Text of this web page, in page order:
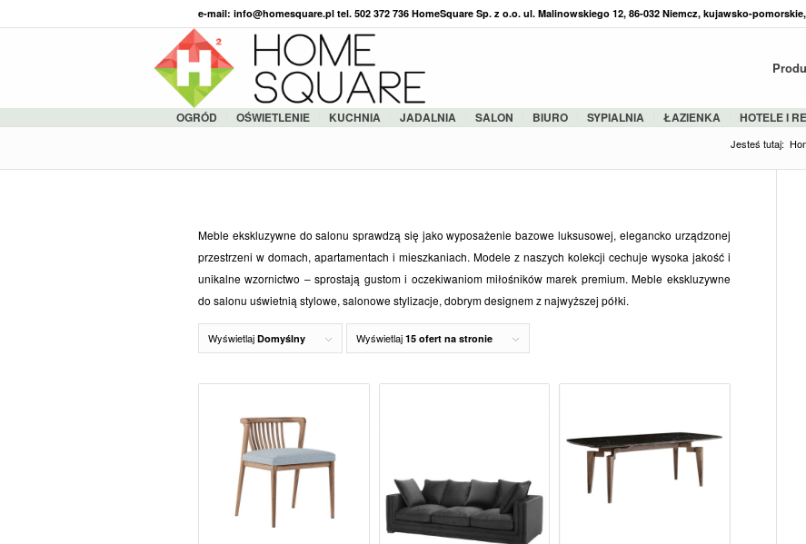
e-mail: info@homesquare.pl tel. 502 372 736 HomeSquare Sp. z o.o. ul. Malinowskiego 12, 86-032 Niemcz, kujawsko-pomorskie,
OGRÓD OŚWIETLENIE KUCHNIA JADALNIA SALON BIURO SYPIALNIA ŁAZIENKA HOTELE I
Jesteś tutaj:
Meble ekskluzywne do salonu sprawdzą się jako wyposażenie bazowe luksusowej, elegancko urządzonej
przestrzeni w domach, apartamentach i mieszkaniach. Modele z naszych kolekcji cechuje wysoka jakość i
unikalne wzornictwo – sprostają gustom i oczekiwaniom miłośników marek premium. Meble ekskluzywne
do salonu uświetnią stylowe, salonowe stylizacje, dobrym designem z najwyższej półki.
Wyświetlaj Domyślny Wyświetlaj 15 ofert na stronie